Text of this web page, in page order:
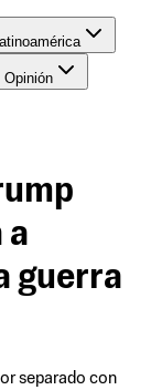
Opinión
a
guerra
separado con